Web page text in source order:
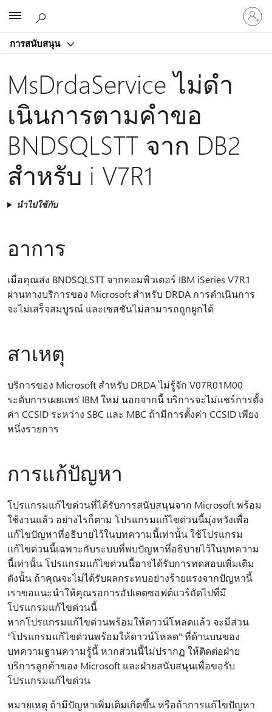
การสนับสนุน
ลงชื่อ
เข้า
บัญชี
MsDrdaService ไม่ดํา
เนินการตามคําขอ
BNDSQLSTT จาก DB2
สําหรับ i V7R1
นำไปใช้กับ
อาการ
เมื่อคุณส่ง BNDSQLSTT จากคอมพิวเตอร์ IBM iSeries V7R1
ผ่านทางบริการของ Microsoft สําหรับ DRDA การดําเนินการ
จะไม่เสร็จสมบูรณ์ และเซสชันไม่สามารถถูกผูกได้
สาเหตุ
บริการของ Microsoft สําหรับ DRDA ไม่รู้จัก V07R01M00
ระดับการเผยแพร่ IBM ใหม่ นอกจากนี้ บริการจะไม่แชร์การตั้ง
ค่า CCSID ระหว่าง SBC และ MBC ถ้ามีการตั้งค่า CCSID เพียง
หนึ่งรายการ
การแก้ปัญหา
โปรแกรมแก้ไขด่วนที่ได้รับการสนับสนุนจาก Microsoft พร้อม
ใช้งานแล้ว อย่างไรก็ตาม โปรแกรมแก้ไขด่วนนี้มุ่งหวังเพื่อ
แก้ไขปัญหาที่อธิบายไว้ในบทความนี้เท่านั้น ใช้โปรแกรม
แก้ไขด่วนนี้เฉพาะกับระบบที่พบปัญหาที่อธิบายไว้ในบทความ
นี้เท่านั้น โปรแกรมแก้ไขด่วนนี้อาจได้รับการทดสอบเพิ่มเติม
ดังนั้น ถ้าคุณจะไม่ได้รับผลกระทบอย่างร้ายแรงจากปัญหานี้
เราขอแนะนําให้คุณรอการอัปเดตซอฟต์แวร์ถัดไปที่มี
โปรแกรมแก้ไขด่วนนี้
หากโปรแกรมแก้ไขด่วนพร้อมให้ดาวน์โหลดแล้ว จะมีส่วน
"โปรแกรมแก้ไขด่วนพร้อมให้ดาวน์โหลด" ที่ด้านบนของ
บทความฐานความรู้นี้ หากส่วนนี้ไม่ปรากฏ ให้ติดต่อฝ่าย
บริการลูกค้าของ Microsoft และฝ่ายสนับสนุนเพื่อขอรับ
โปรแกรมแก้ไขด่วน
หมายเหตุ ถ้ามีปัญหาเพิ่มเติมเกิดขึ้น หรือถ้าการแก้ไขปัญหา